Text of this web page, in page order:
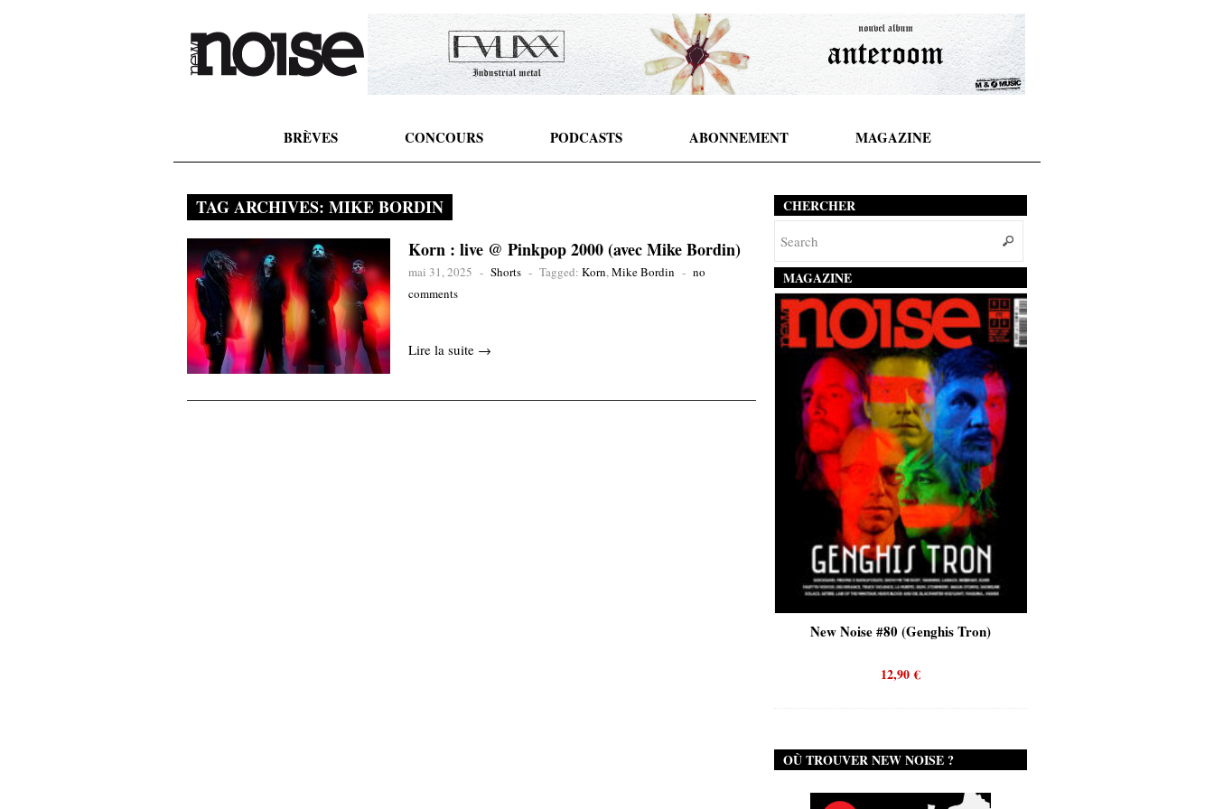
BRÈVES CONCOURS PODCASTS ABONNEMENT MAGAZINE
TAG ARCHIVES: MIKE BORDIN
Korn : live @ Pinkpop 2000 (avec Mike Bordin)
mai 31, 2025 - Shorts - Tagged: Korn,Mike Bordin - no
comments
Lire la suite →
CHERCHER
MAGAZINE
New Noise #80 (Genghis Tron)
12,90€
OÙ TROUVER NEW NOISE ?